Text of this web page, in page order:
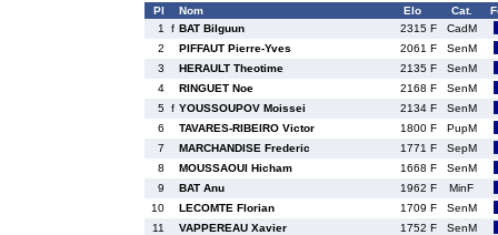
Pl Nom Elo Cat.
1
f BAT Bilguun 2315 F
CadM
2
PIFFAUT Pierre-Yves 2061 F
SenM
3
HERAULT Theotime 2135 F
SenM
4
RINGUET Noe 2168 F
SenM
5 f YOUSSOUPOV Moissei 2134 F
SenM
6
TAVARES-RIBEIRO Victor 1800 F
PupM
7
MARCHANDISE Frederic 1771 F
SepM
8
MOUSSAOUI Hicham 1668 F
SenM
9
BAT Anu 1962 F
MinF
10
LECOMTE Florian 1709 F
SenM
11
VAPPEREAU Xavier 1752 F
SenM